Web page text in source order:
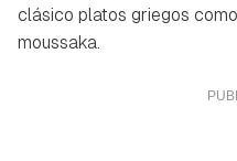
clásico platos griegos
moussaka.